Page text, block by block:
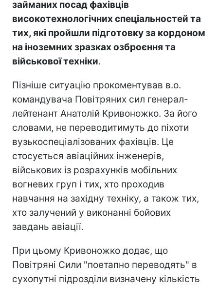
займаних посад фахівців
високотехнологічних спеціальностей та
тих, які пройшли підготовку за кордоном
на іноземних зразках озброєння та
військової техніки.
Пізніше ситуацію прокоментував в.о.
командувача Повітряних сил генерал-
лейтенант Анатолій Кривоножко. За його
словами, не переводитимуть до піхоти
вузькоспеціалізованих фахівців. Це
стосується авіаційних інженерів,
військових із розрахунків мобільних
вогневих груп і тих, хто проходив
навчання на західну техніку, а також тих,
хто залучений у виконанні бойових
завдань авіації.
При цьому Кривоножко додає, що
Повітряні Сили "поетапно переводять" в
сухопутні підрозділи визначену кількість